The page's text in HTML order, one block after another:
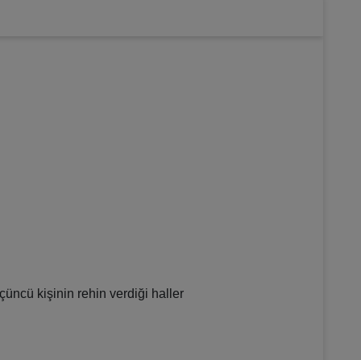
kişinin rehin verdiği haller